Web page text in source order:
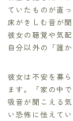
ていたものが直
床がきしむ音が
彼女の聴覚や気
自分以外の「誰
彼女は不安を募
ます。「家の中
吸音が聞こえる
い恐怖に怯えて